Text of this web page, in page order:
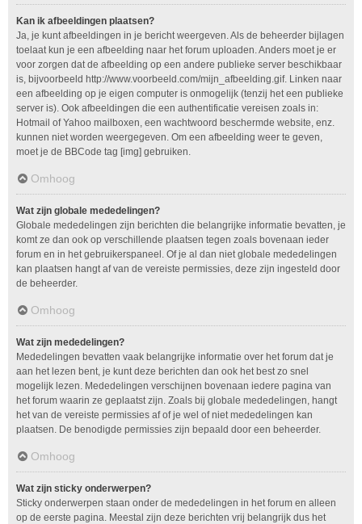
Kan ik afbeeldingen plaatsen?
Ja, je kunt afbeeldingen in je bericht weergeven. Als de beheerder bijlagen
toelaat kun je een afbeelding naar het forum uploaden. Anders moet je er
voor zorgen dat de afbeelding op een andere publieke server beschikbaar
is, bijvoorbeeld http://www.voorbeeld.com/mijn_afbeelding.gif. Linken naar
een afbeelding op je eigen computer is onmogelijk (tenzij het een publieke
server is). Ook afbeeldingen die een authentificatie vereisen zoals in:
Hotmail of Yahoo mailboxen, een wachtwoord beschermde website, enz.
kunnen niet worden weergegeven. Om een afbeelding weer te geven,
moet je de BBCode tag [img] gebruiken.
Omhoog
Wat zijn globale mededelingen?
Globale mededelingen zijn berichten die belangrijke informatie bevatten, je
komt ze dan ook op verschillende plaatsen tegen zoals bovenaan ieder
forum en in het gebruikerspaneel. Of je al dan niet globale mededelingen
kan plaatsen hangt af van de vereiste permissies, deze zijn ingesteld door
de beheerder.
Omhoog
Wat zijn mededelingen?
Mededelingen bevatten vaak belangrijke informatie over het forum dat je
aan het lezen bent, je kunt deze berichten dan ook het best zo snel
mogelijk lezen. Mededelingen verschijnen bovenaan iedere pagina van
het forum waarin ze geplaatst zijn. Zoals bij globale mededelingen, hangt
het van de vereiste permissies af of je wel of niet mededelingen kan
plaatsen. De benodigde permissies zijn bepaald door een beheerder.
Omhoog
Wat zijn sticky onderwerpen?
Sticky onderwerpen staan onder de mededelingen in het forum en alleen
op de eerste pagina. Meestal zijn deze berichten vrij belangrijk dus het